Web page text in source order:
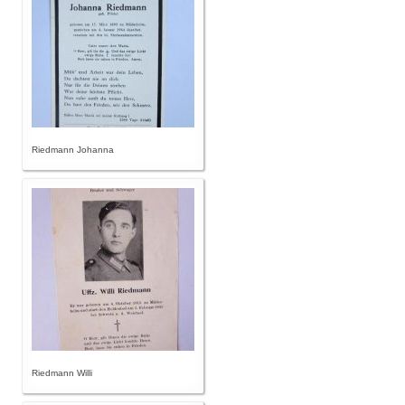
Riedmann Johanna
Riedmann Willi